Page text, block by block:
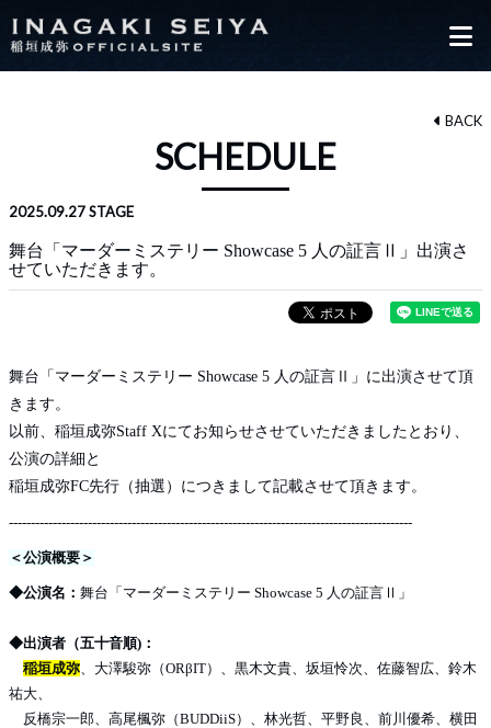
SCHEDULE
BACK
2025.09.27STAGE
舞台「マーダーミステリー Showcase 5 ⼈の証⾔Ⅱ」出演さ
せていただきます。
舞台「マーダーミステリー Showcase 5 ⼈の証⾔Ⅱ」に出演させて頂
きます。
以前、稲垣成弥Staff Xにてお知らせさせていただきましたとおり、
公演の詳細と
稲垣成弥FC先行（抽選）につきまして記載させて頂きます。
--------------------------------------------------------------------------------------------
＜公演概要＞
◆公演名： 舞台「マーダーミステリー Showcase 5 ⼈の証⾔Ⅱ」
◆出演者（五十音順)：
稲垣成弥、大澤駿弥（ORβIT）、黒木文貴、坂垣怜次、佐藤智広、鈴木
祐大、
反橋宗一郎、高尾楓弥（BUDDiiS）、林光哲、平野良、前川優希、横田